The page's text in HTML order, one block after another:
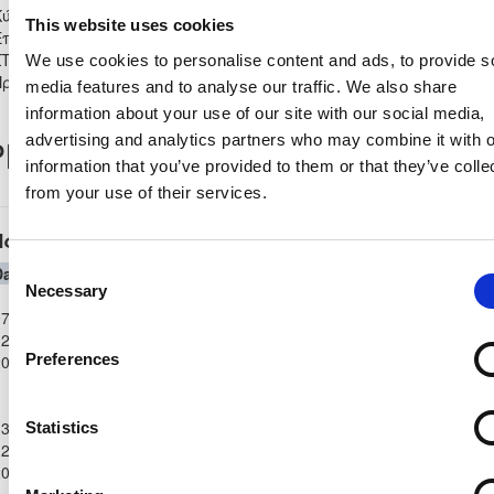
This website uses cookies
We use cookies to personalise content and ads, to provide
media features and to analyse our traffic. We also share
information about your use of our site with our social media,
advertising and analytics partners who may combine it with
information that you’ve provided to them or that they’ve
from your use of their services.
Consent
Selection
Necessary
Preferences
Statistics
Coca Cola Γ΄ &
Κατηγορίας
2025/26 -
Φάση
Record
Πρωτάθλημα Γ΄ Κατηγορίας 2025/26
Out
Παγκύπριο
Κατηγορίας
Πρωτάθλημα